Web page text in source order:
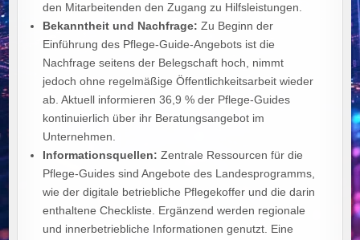
den Mitarbeitenden den Zugang zu Hilfsleistungen.
Bekanntheit und Nachfrage: Zu Beginn der
Einführung des Pflege-Guide-Angebots ist die
Nachfrage seitens der Belegschaft hoch, nimmt
jedoch ohne regelmäßige Öffentlichkeitsarbeit wieder
ab. Aktuell informieren 36,9 % der Pflege-Guides
kontinuierlich über ihr Beratungsangebot im
Unternehmen.
Informationsquellen: Zentrale Ressourcen für die
Pflege-Guides sind Angebote des Landesprogramms,
wie der digitale betriebliche Pflegekoffer und die darin
enthaltene Checkliste. Ergänzend werden regionale
und innerbetriebliche Informationen genutzt. Eine